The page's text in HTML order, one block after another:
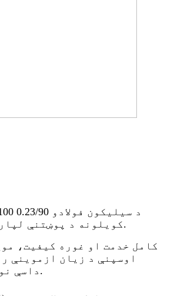
0.23/80 0.27/100
کویلونه د پوښتنې لپاره شتون لري.
کامل خدمت او غوره کیفیت،
اوسپنې د زیان ازموینې
داسې نور چمتو کړو.